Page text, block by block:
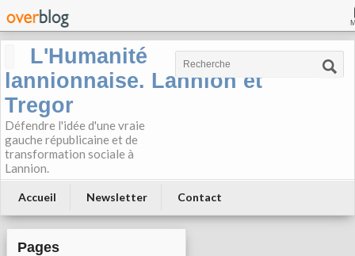
L'Humanité
lannionnaise. Lannion et
Tregor
Défendre l'idée d'une vraie
gauche républicaine et de
transformation sociale à
Lannion.
Accueil Newsletter Contact
Pages